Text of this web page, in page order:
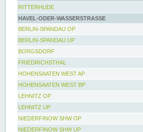
RITTERHUDE
HAVEL-ODER-WASSERSTRASSE
BERLIN-SPANDAU OP
BERLIN-SPANDAU UP
BORGSDORF
FRIEDRICHSTHAL
HOHENSAATEN WEST AP
HOHENSAATEN WEST BP
LEHNITZ OP
LEHNITZ UP
NIEDERFINOW SHW OP
NIEDERFINOW SHW UP